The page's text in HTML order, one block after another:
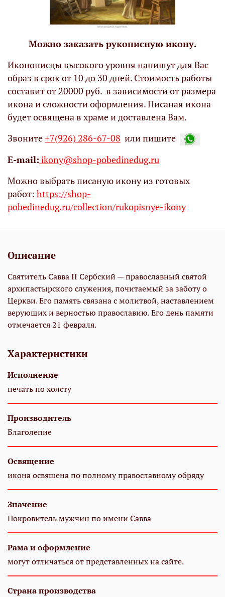
Можно заказать рукописную икону.
Иконописцы высокого уровня напишут для Вас
образ в срок от 10 до 30 дней. Стоимость работы
составит от 20000 руб. в зависимости от размера
икона и сложности оформления. Писаная икона
будет освящена в храме и доставлена Вам.
Звоните+7(926) 286-67-08 или пишите
Е-mail: ikony@shop-pobedinedug.ru
Можно выбрать писаную икону из готовых
работ: https://shop-
pobedinedug.ru/collection/rukopisnye-ikony
Описание
Святитель Савва II Сербский — православный святой
архипастырского служения, почитаемый за заботу о
Церкви. Его память связана с молитвой, наставлением
верующих и верностью православию. Его день памяти
отмечается 21 февраля.
Характеристики
Исполнение
печать по холсту
Производитель
Благолепие
Освящение
икона освящена по полному православному обряду
Значение
Покровитель мужчин по имени Савва
Рама и оформление
могут отличаться от представленных на сайте.
Страна производства